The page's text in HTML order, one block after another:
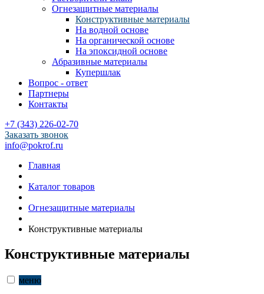
Огнезащитные материалы
Конструктивные материалы
На водной основе
На органической основе
На эпоксидной основе
Абразивные материалы
Купершлак
Вопрос - ответ
Партнеры
Контакты
+7 (343) 226-02-70
Заказать звонок
info@pokrof.ru
Главная
Каталог товаров
Огнезащитные материалы
Конструктивные материалы
Конструктивные материалы
меню